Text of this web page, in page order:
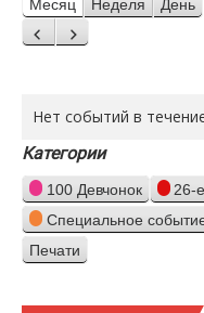
Месяц Неделя День
Назад
Вперед
Нет событий в
Категории
100 Девчонок 26-
Специальное
Просмотр
Печати